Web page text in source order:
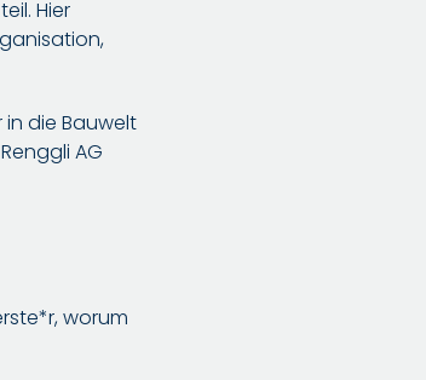
teil. Hier
die Bauwelt
AG
worum